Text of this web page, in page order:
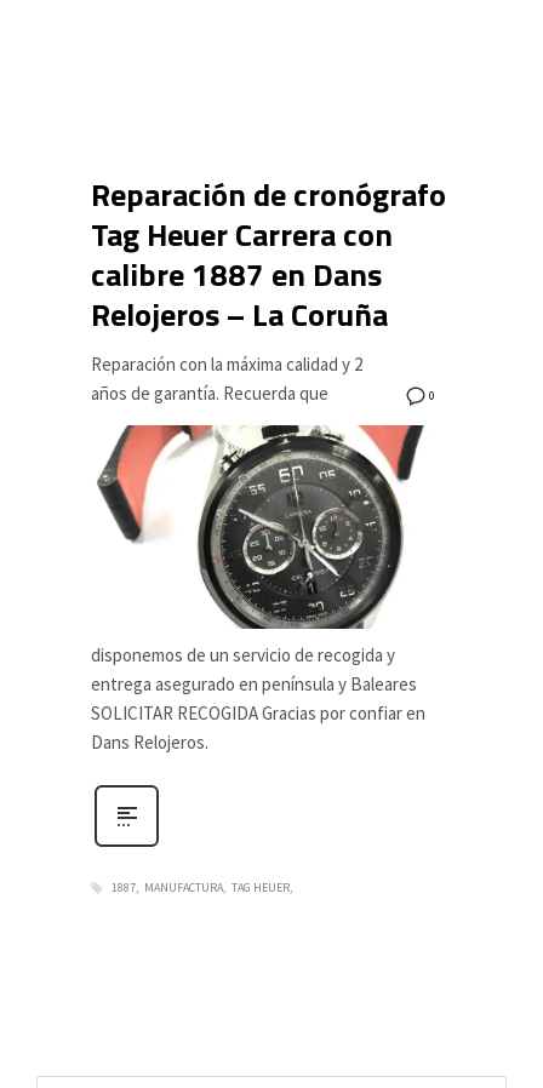
Reparación de cronógrafo
Tag Heuer Carrera con
calibre 1887 en Dans
Relojeros – La Coruña
0
Reparación con la máxima calidad y 2
años de garantía. Recuerda que
disponemos de un servicio de recogida y
entrega asegurado en península y Baleares
SOLICITAR RECOGIDA Gracias por confiar en
Dans Relojeros.
1887 MANUFACTURA TAG HEUER